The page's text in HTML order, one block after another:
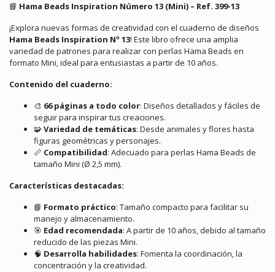
📘 Hama Beads Inspiration Número 13 (Mini) – Ref. 399-13
¡Explora nuevas formas de creatividad con el cuaderno de diseños
Hama Beads Inspiration Nº 13! Este libro ofrece una amplia
variedad de patrones para realizar con perlas Hama Beads en
formato Mini, ideal para entusiastas a partir de 10 años.
Contenido del cuaderno:
🎨 66 páginas a todo color: Diseños detallados y fáciles de
seguir para inspirar tus creaciones.
🧩Variedad de temáticas: Desde animales y flores hasta
figuras geométricas y personajes.
📏 Compatibilidad: Adecuado para perlas Hama Beads de
tamaño Mini (Ø 2,5 mm).
Características destacadas:
📘 Formato práctico: Tamaño compacto para facilitar su
manejo y almacenamiento.
🎯 Edad recomendada: A partir de 10 años, debido al tamaño
reducido de las piezas Mini.
🧠 Desarrolla habilidades: Fomenta la coordinación, la
concentración y la creatividad.